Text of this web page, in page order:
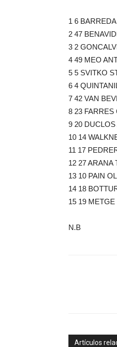
1 6
2 47
3 2
4 49 MEO
5 5 SVITKO
6 4
7 42 VAN
8 23 FARRES
9 20 DUCLOS
10 14
11 17
12 27 ARANA
13 10 PAIN
14 18
15 19
N.B
Artículos